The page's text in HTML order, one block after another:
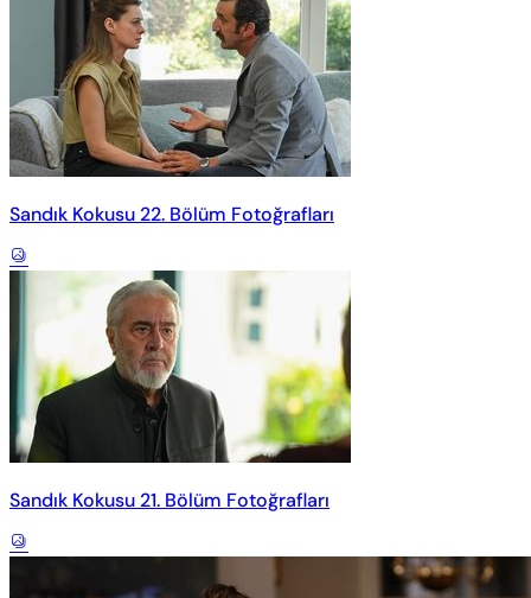
Sandık Kokusu 22. Bölüm Fotoğrafları
Sandık Kokusu 21. Bölüm Fotoğrafları